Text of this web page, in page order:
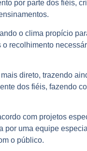
por parte dos fiéis,
o clima propício
recolhimento
direto, trazendo
dos fiéis, fazendo
com projetos
por uma equipe
o público.